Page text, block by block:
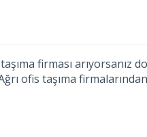
firması
ofis taşıma